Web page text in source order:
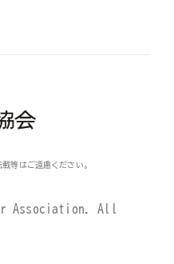
Association. All
等はご遠慮ください。